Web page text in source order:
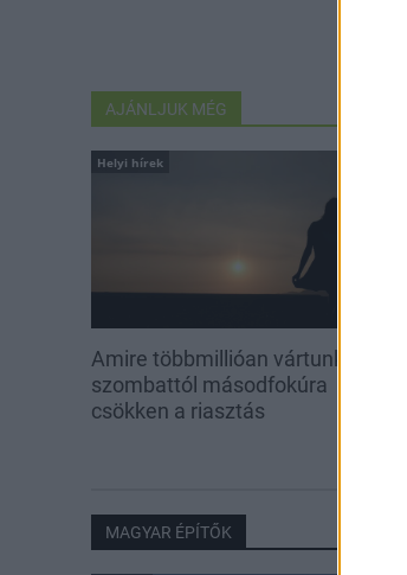
AJÁNLJUK MÉG
Helyi hírek
Amire többmillióan vártunk:
szombattól másodfokúra
csökken a riasztás
MAGYAR ÉPÍTŐK